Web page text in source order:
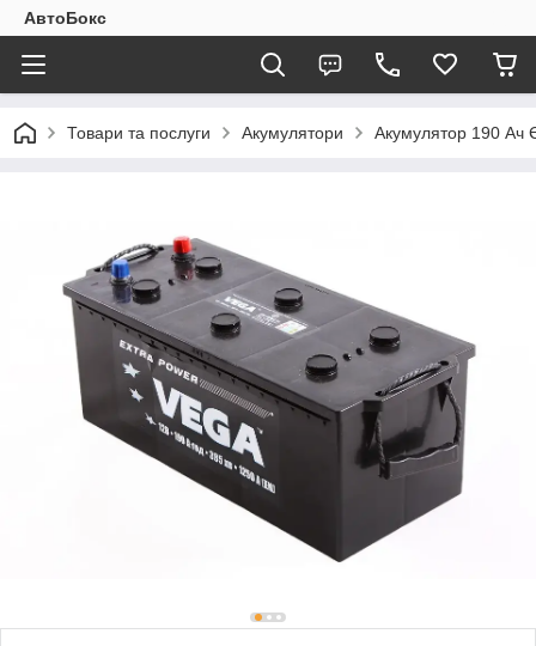
АвтоБокс
Товари та послуги Акумулятори Акумулятор 190 Ач